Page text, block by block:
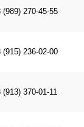
(989) 270-45-55
(915) 236-02-00
(913) 370-01-11